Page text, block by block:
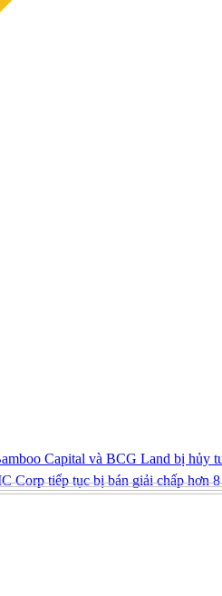
Capital và BCG Land bị hủy
Corp tiếp tục bị bán giải chấp hơn